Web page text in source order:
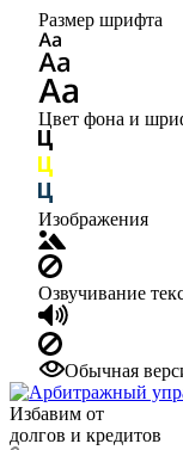
Размер шрифта
Цвет фона и
Изображения
Озвучивание
Обычная
Избавим от
долгов и кредитов